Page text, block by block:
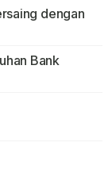
dengan
Bank